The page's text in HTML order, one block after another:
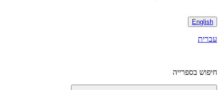
English
עברית
חיפוש בספרייה